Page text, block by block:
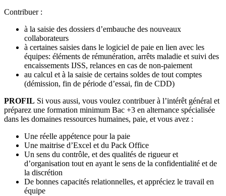
Contribuer :
à la saisie des dossiers d’embauche des nouveaux
collaborateurs
à certaines saisies dans le logiciel de paie en lien avec les
équipes: éléments de rémunération, arrêts maladie et suivi des
encaissements IJSS, relances en cas de non-paiement
au calcul et à la saisie de certains soldes de tout comptes
(démission, fin de période d’essai, fin de CDD)
PROFIL Si vous aussi, vous voulez contribuer à l’intérêt général et
préparez une formation minimum Bac +3 en alternance spécialisée
dans les domaines ressources humaines, paie, et vous avez :
Une réelle appétence pour la paie
Une maitrise d’Excel et du Pack Office
Un sens du contrôle, et des qualités de rigueur et
d’organisation tout en ayant le sens de la confidentialité et de
la discrétion
De bonnes capacités relationnelles, et appréciez le travail en
équipe